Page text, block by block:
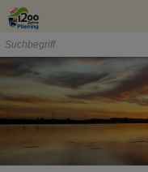
Zum Inhalt
schließen